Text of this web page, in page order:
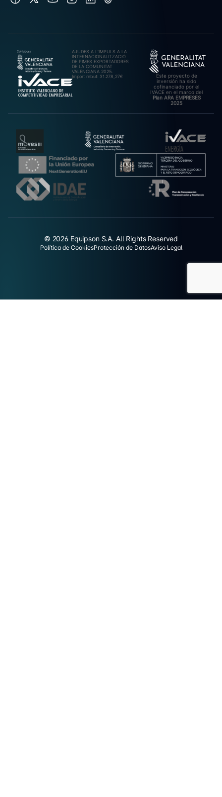
AJUDES A L’IMPULS A LA
INTERNACIONALITZACIÓ
DE PIMES EXPORTADORES
DE LA COMUNITAT
VALENCIANA 2025.
Import rebut: 31.278,27€
Este proyecto de
inversión ha sido
cofinanciado por el
IVACE en el marco del
Plan ARA EMPRESES
2025
© 2026 Equipson S.A. All Rights Reserved
Política de CookiesProtección de DatosAviso Legal